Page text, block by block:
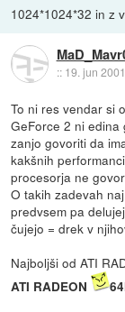
1024*1024*32 in z
:: 19. jun
To ni res vendar si
GeForce 2 ni
zanjo govoriti da
kakšnih
procesorja ne
O takih zadevah
predvsem pa
čujejo = drek v
Najboljši od ATI
ATI RADEON